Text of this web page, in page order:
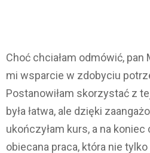
Choć chciałam odmówić, pan
mi wsparcie w zdobyciu
Postanowiłam skorzystać z
była łatwa, ale dzięki
ukończyłam kurs, a na koniec
obiecana praca, która nie tylko